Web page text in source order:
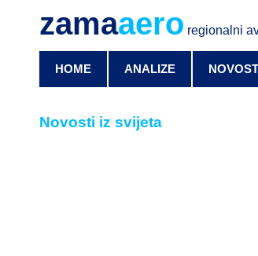
zamaaero regionalni
HOME ANALIZE
Novosti iz svijeta